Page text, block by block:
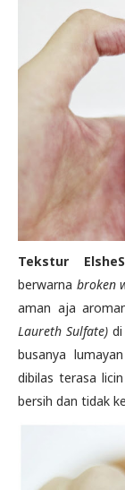
Tekstur
berwarna broken
aman aja
Laureth Sulfate)
busanya
dibilas terasa
bersih dan tidak